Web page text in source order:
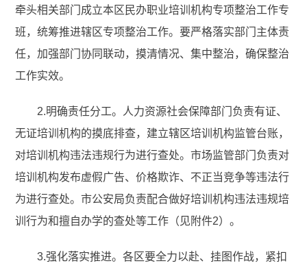
牵头相关部门成立本区民办职业培训机构专项整治工作专
班，统筹推进辖区专项整治工作。要严格落实部门主体责
任，加强部门协同联动，摸清情况、集中整治，确保整治
工作实效。
2.明确责任分工。人力资源社会保障部门负责有证、
无证培训机构的摸底排查，建立辖区培训机构监管台账，
对培训机构违法违规行为进行查处。市场监管部门负责对
培训机构发布虚假广告、价格欺诈、不正当竞争等违法行
为进行查处。市公安局负责配合做好培训机构违法违规培
训行为和擅自办学的查处等工作（见附件2）。
3.强化落实推进。各区要全力以赴、挂图作战，紧扣